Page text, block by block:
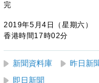
完
2019年5月4日（星期六）
香港時間17時02分
新聞資料庫 昨日新
即日新聞